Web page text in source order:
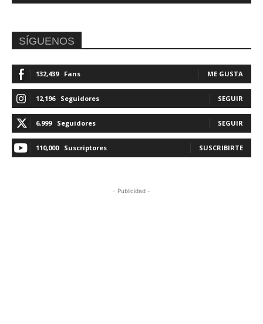
SÍGUENOS
132,439 Fans ME GUSTA
12,196 Seguidores SEGUIR
6,999 Seguidores SEGUIR
110,000 Suscriptores SUSCRIBIRTE
- Publicidad -